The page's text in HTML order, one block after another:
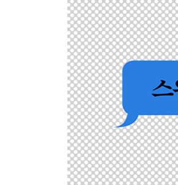
1장 죽음을 권리라고 부를
자기결정권, 조력임종을
2장 ‘자기가 실현하는 죽음
자기결정권의 함정 | 고통
3장 지금 우리가 물어야 할
4부 세계는 조력임종을 어
1장 요청에 의한 살인인가,
무엇이 환자를 위하는 길일
2장 네덜란드, 세계 처음